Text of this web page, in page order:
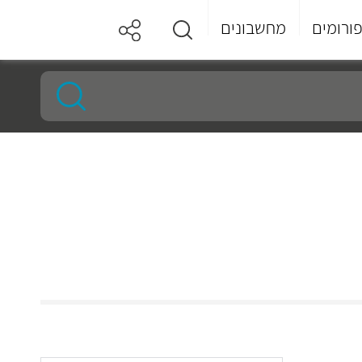
פורומים מחשבונים